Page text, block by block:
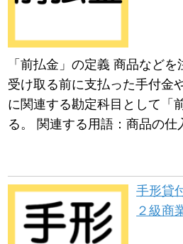
「前払金」の定義 商品など
受け取る前に支払った手付金
に関連する勘定科目として「
る。 関連する用語：商品の
手形貸
２級商